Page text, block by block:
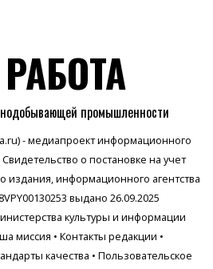
промышленности
- медиапроект информационного
Свидетельство о постановке на учет
издания, информационного агентства
выдано 26.09.2025
культуры и информации
миссия • Контакты редакции •
качества • Пользовательское